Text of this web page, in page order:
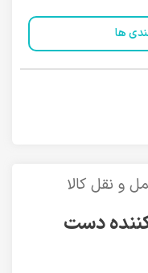
ها
و نقل کالا
دست